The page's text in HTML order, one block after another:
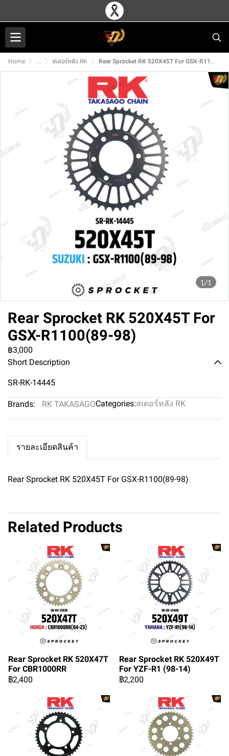
Home ... สเตอร์หลัง RK Rear Sprocket RK 520X45T For GSX-R1100(89-98)
1/1
Rear Sprocket RK 520X45T For
GSX-R1100(89-98)
฿3,000
Short Description
SR-RK-14445
Brands: RK TAKASAGOCategories:สเตอร์หลัง RK
รายละเอียดสินค้า
Rear Sprocket RK 520X45T For GSX-R1100(89-98)
Related Products
Rear Sprocket RK 520X47T
For CBR1000RR
฿2,400
Rear Sprocket RK 520X49T
For YZF-R1 (98-14)
฿2,200